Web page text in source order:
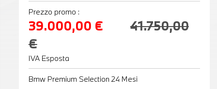
Prezzo promo :
39.000,00 €
41.750,00
€
IVA Esposta
Bmw Premium Selection 24 Mesi